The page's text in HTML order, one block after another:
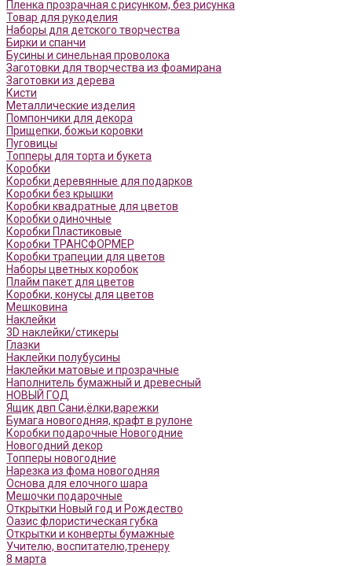
Пленка прозрачная с рисунком, без рисунка
Товар для рукоделия
Наборы для детского творчества
Бирки и спанчи
Бусины и синельная проволока
Заготовки для творчества из фоамирана
Заготовки из дерева
Кисти
Металлические изделия
Помпончики для декора
Прищепки, божьи коровки
Пуговицы
Топперы для торта и букета
Коробки
Коробки деревянные для подарков
Коробки без крышки
Коробки квадратные для цветов
Коробки одиночные
Коробки Пластиковые
Коробки ТРАНСФОРМЕР
Коробки трапеции для цветов
Наборы цветных коробок
Плайм пакет для цветов
Коробки, конусы для цветов
Мешковина
Наклейки
3D наклейки/стикеры
Глазки
Наклейки полубусины
Наклейки матовые и прозрачные
Наполнитель бумажный и древесный
НОВЫЙ ГОД
Ящик двп Сани,ёлки,варежки
Бумага новогодняя, крафт в рулоне
Коробки подарочные Новогодние
Новогодний декор
Топперы новогодние
Нарезка из фома новогодняя
Основа для елочного шара
Мешочки подарочные
Открытки Новый год и Рождество
Оазис флористическая губка
Открытки и конверты бумажные
Учителю, воспитателю,тренеру
8 марта